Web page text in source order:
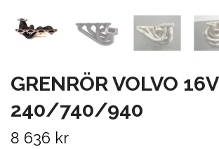
GRENRÖR VOLVO 16V
240/740/940
8 636 kr